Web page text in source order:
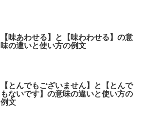
【味あわせる】と【味わわせる】の意
味の違いと使い方の例文
【とんでもございません】と【とんで
もないです】の意味の違いと使い方の
例文